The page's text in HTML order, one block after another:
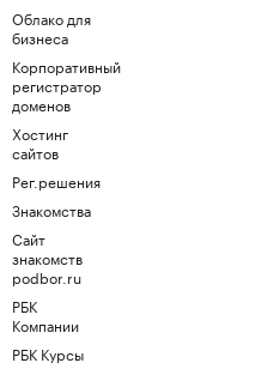
Облако для
бизнеса
Корпоративный
регистратор
доменов
Хостинг
сайтов
Рег.решения
Знакомства
Сайт
знакомств
podbor.ru
РБК
Компании
РБК Курсы